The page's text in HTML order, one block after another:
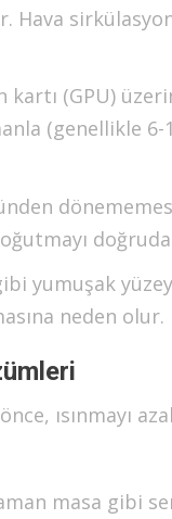
Hava
(GPU)
(genellikle 6-
yumuşak
neden olur.
ısınmayı
masa gibi